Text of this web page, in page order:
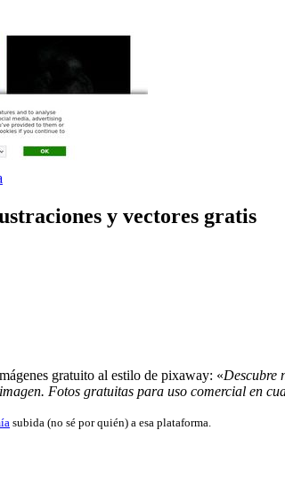
y vectores gratis
gratuito al estilo de pixaway: «Descubre
Fotos gratuitas para uso comercial en
subida (no sé por quién) a esa plataforma.